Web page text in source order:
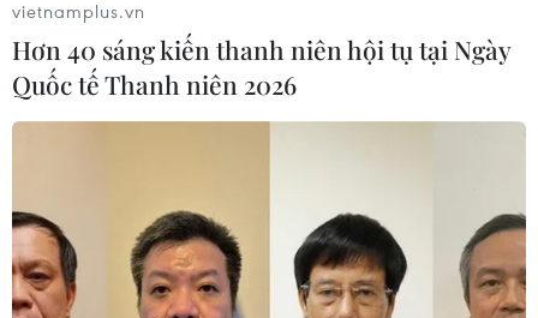
vietnamplus.vn
Hơn 40 sáng kiến thanh niên hội tụ tại Ngày
Quốc tế Thanh niên 2026